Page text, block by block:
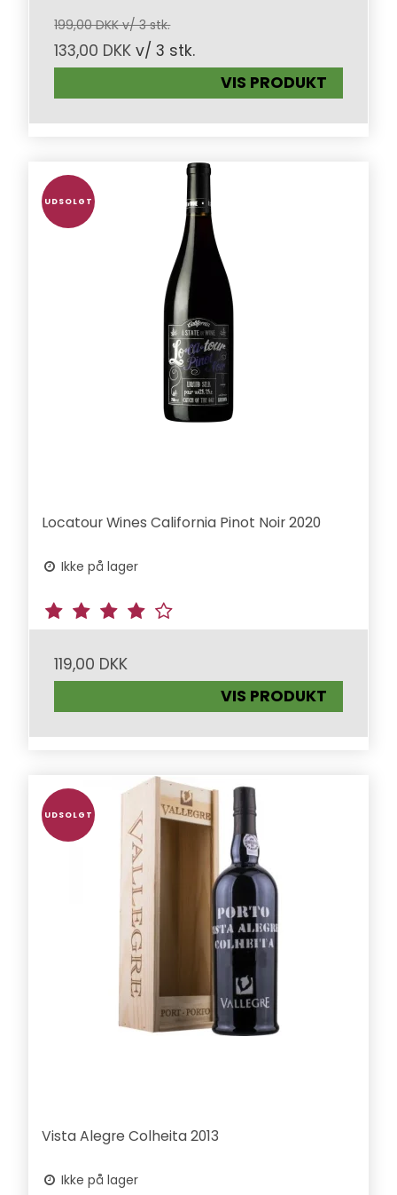
199,00 DKK v/ 3 stk.
133,00 DKK v/ 3 stk.
VIS PRODUKT
UDSOLGT
Locatour Wines California Pinot Noir 2020
Ikke på lager
119,00 DKK
VIS PRODUKT
UDSOLGT
Vista Alegre Colheita 2013
Ikke på lager